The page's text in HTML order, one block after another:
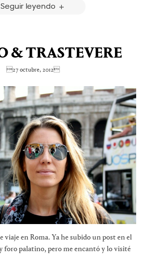
Seguir leyendo
& TRASTEVERE
27 octubre, 2012
viaje en Roma. Ya he subido un post en el
foro palatino, pero me encantó y lo visité